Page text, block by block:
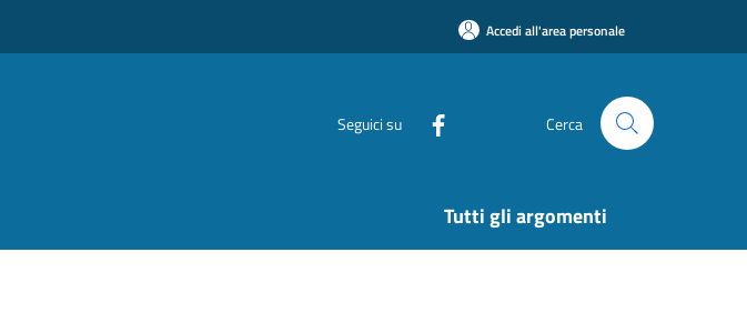
Accedi all'area personale
Seguici su Cerca
Tutti gli argomenti